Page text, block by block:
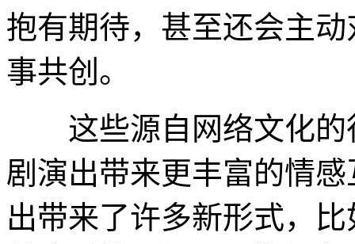
抱有期待，甚至还会主
事共创。
这些源自网络文化的
剧演出带来更丰富的情
出带来了许多新形式，